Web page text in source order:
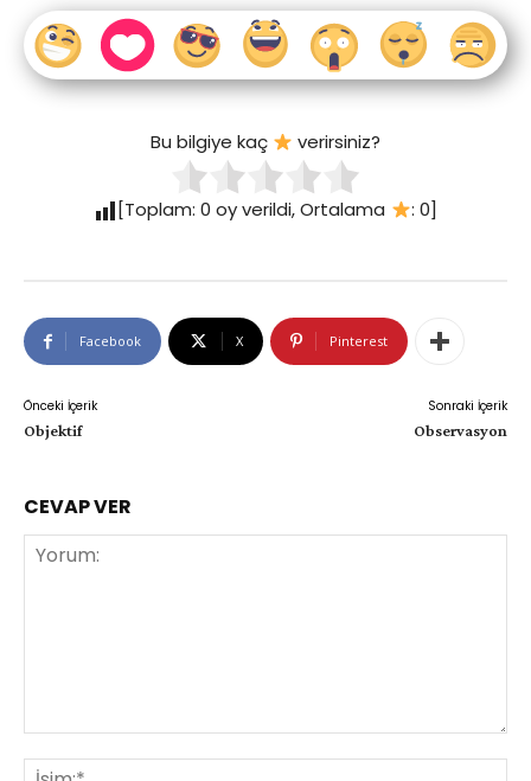
Bu bilgiye kaç verirsiniz?
[Toplam:0 oy verildi, Ortalama : 0]
Facebook X Pinterest
Önceki İçerik
Objektif
Sonraki İçerik
Observasyon
CEVAP VER